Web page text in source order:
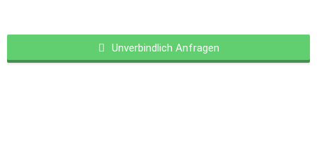
Unverbindlich Anfragen